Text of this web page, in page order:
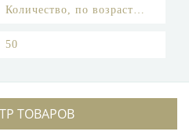
ТОВАРОВ